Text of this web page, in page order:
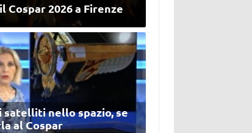
Cospar 2026 a Firenze
satelliti nello spazio, se
al Cospar